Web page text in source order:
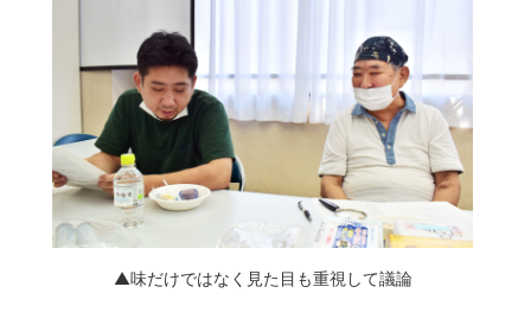
▲味だけではなく見た目も重視して議論